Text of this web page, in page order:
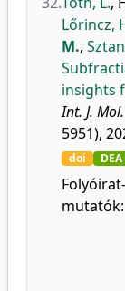
Lőrincz,
M.,
insights
Int. J.
5951),
doi DEA
Folyóirat-
mutatók: